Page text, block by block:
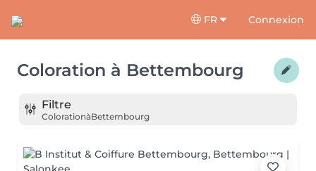
FR Connexion
Coloration à Bettembourg
Filtre
ColorationàBettembourg